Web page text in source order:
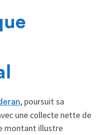
, poursuit sa
une collecte nette de
montant illustre